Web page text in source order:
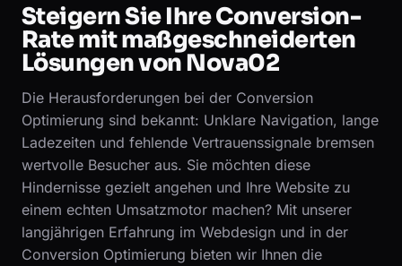
Steigern Sie Ihre Conversion-
Rate mit maßgeschneiderten
Lösungen von Nova02
Die Herausforderungen bei der Conversion
Optimierung sind bekannt: Unklare Navigation, lange
Ladezeiten und fehlende Vertrauenssignale bremsen
wertvolle Besucher aus. Sie möchten diese
Hindernisse gezielt angehen und Ihre Website zu
einem echten Umsatzmotor machen? Mit unserer
langjährigen Erfahrung im Webdesign und in der
Conversion Optimierung bieten wir Ihnen die